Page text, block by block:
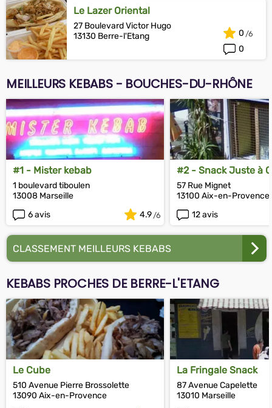
Le Lazer Oriental
27 Boulevard Victor Hugo
13130 Berre-l'Etang
0
0
MEILLEURS KEBABS - BOUCHES-DU-RHÔNE
#1 - Mister kebab
1 boulevard tiboulen
13008 Marseille
6 avis
4.9
#2 - Snack Juste à
57 Rue Mignet
13100 Aix-en-Provence
12 avis
CLASSEMENT MEILLEURS KEBABS
KEBABS PROCHES DE BERRE-L'ETANG
Le Cube
510 Avenue Pierre Brossolette
13090 Aix-en-Provence
La Fringale Snack
87 Avenue Capelette
13010 Marseille